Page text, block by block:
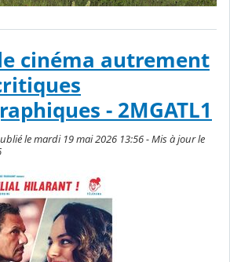
cinéma autrement
- 2MGATL1
le mardi 19 mai 2026 13:56 - Mis à jour le